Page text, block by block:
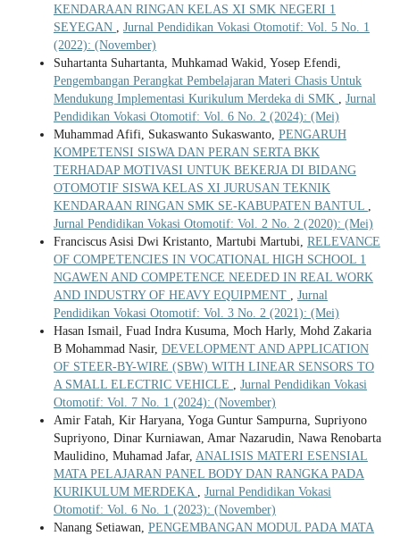
KENDARAAN RINGAN KELAS XI SMK NEGERI 1
SEYEGAN , Jurnal Pendidikan Vokasi Otomotif: Vol. 5 No. 1
(2022): (November)
Suhartanta Suhartanta, Muhkamad Wakid, Yosep Efendi,
Pengembangan Perangkat Pembelajaran Materi Chasis Untuk
Mendukung Implementasi Kurikulum Merdeka di SMK , Jurnal
Pendidikan Vokasi Otomotif: Vol. 6 No. 2 (2024): (Mei)
Muhammad Afifi, Sukaswanto Sukaswanto, PENGARUH
KOMPETENSI SISWA DAN PERAN SERTA BKK
TERHADAP MOTIVASI UNTUK BEKERJA DI BIDANG
OTOMOTIF SISWA KELAS XI JURUSAN TEKNIK
KENDARAAN RINGAN SMK SE-KABUPATEN BANTUL ,
Jurnal Pendidikan Vokasi Otomotif: Vol. 2 No. 2 (2020): (Mei)
Franciscus Asisi Dwi Kristanto, Martubi Martubi, RELEVANCE
OF COMPETENCIES IN VOCATIONAL HIGH SCHOOL 1
NGAWEN AND COMPETENCE NEEDED IN REAL WORK
AND INDUSTRY OF HEAVY EQUIPMENT , Jurnal
Pendidikan Vokasi Otomotif: Vol. 3 No. 2 (2021): (Mei)
Hasan Ismail, Fuad Indra Kusuma, Moch Harly, Mohd Zakaria
B Mohammad Nasir, DEVELOPMENT AND APPLICATION
OF STEER-BY-WIRE (SBW) WITH LINEAR SENSORS TO
A SMALL ELECTRIC VEHICLE , Jurnal Pendidikan Vokasi
Otomotif: Vol. 7 No. 1 (2024): (November)
Amir Fatah, Kir Haryana, Yoga Guntur Sampurna, Supriyono
Supriyono, Dinar Kurniawan, Amar Nazarudin, Nawa Renobarta
Maulidino, Muhamad Jafar, ANALISIS MATERI ESENSIAL
MATA PELAJARAN PANEL BODY DAN RANGKA PADA
KURIKULUM MERDEKA , Jurnal Pendidikan Vokasi
Otomotif: Vol. 6 No. 1 (2023): (November)
Nanang Setiawan, PENGEMBANGAN MODUL PADA MATA